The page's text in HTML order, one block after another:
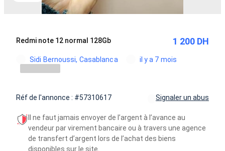
Redmi note 12 normal 128Gb 1 200 DH
Sidi Bernoussi, Casablanca il y a 7 mois
Réf de l'annonce : #57310617 Signaler un abus
Il ne faut jamais envoyer de l’argent à l’avance au
vendeur par virement bancaire ou à travers une agence
de transfert d’argent lors de l’achat des biens
disponibles sur le site.